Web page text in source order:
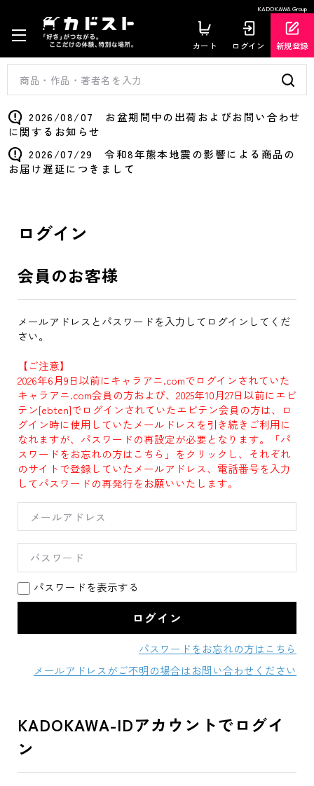
KADOKAWA Group
カート ログイン 新規登録
2026/08/07 お盆期間中の出荷およびお問い合わせ
に関するお知らせ
2026/07/29 令和8年熊本地震の影響による商品の
お届け遅延につきまして
ログイン
会員のお客様
メールアドレスとパスワードを入力してログインしてくだ
さい。
【ご注意】
2026年6月9日以前にキャラアニ.comでログインされていた
キャラアニ.com会員の方および、2025年10月27日以前にエビ
テン[ebten]でログインされていたエビテン会員の方は、ロ
グイン時に使用していたメールドレスを引き続きご利用に
なれますが、パスワードの再設定が必要となります。「パ
スワードをお忘れの方はこちら」をクリックし、それぞれ
のサイトで登録していたメールアドレス、電話番号を入力
してパスワードの再発行をお願いいたします。
パスワードを表示する
パスワードをお忘れの方はこちら
メールアドレスがご不明の場合はお問い合わせください
KADOKAWA-IDアカウントでログイ
ン